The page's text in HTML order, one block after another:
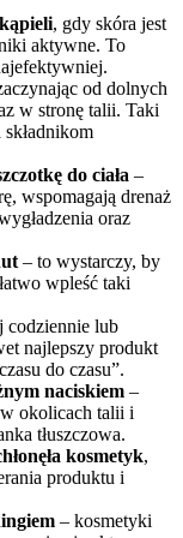
, gdy skóra jest
aktywne. To
od dolnych
w stronę talii. Taki
do ciała –
wspomagają drenaż
oraz
– to wystarczy, by
wpleść taki
codziennie lub
najlepszy produkt
do czasu”.
naciskiem –
okolicach talii i
tłuszczowa.
kosmetyk,
produktu i
– kosmetyki